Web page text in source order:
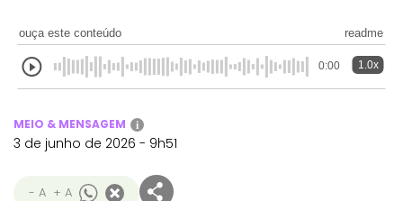
ouça este conteúdo readme
0:00 1.0x
MEIO & MENSAGEM i
3 de junho de 2026 - 9h51
- A + A